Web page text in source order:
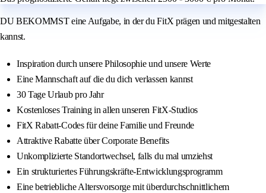
DU BEKOMMST eine Aufgabe, in der du FitX prägen und mitgestalten
kannst.
Inspiration durch unsere Philosophie und unsere Werte
Eine Mannschaft auf die du dich verlassen kannst
30 Tage Urlaub pro Jahr
Kostenloses Training in allen unseren FitX-Studios
FitX Rabatt-Codes für deine Familie und Freunde
Attraktive Rabatte über Corporate Benefits
Unkomplizierte Standortwechsel, falls du mal umziehst
Ein strukturiertes Führungskräfte-Entwicklungsprogramm
Eine betriebliche Altersvorsorge mit überdurchschnittlichem